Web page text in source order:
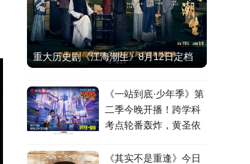
重大历史剧《江海潮生》8月12日定档
《一站到底·少年季》第
二季今晚开播！跨学科
考点轮番轰炸，黄圣依
《其实不是重逢》今日